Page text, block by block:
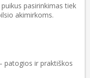
pasirinkimas tiek
akimirkoms.
patogios ir praktiškos